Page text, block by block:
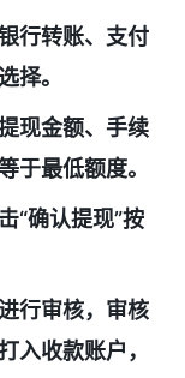
行转账、支付
择。
现金额、手续
于最低额度。
“确认提现”按
行审核，审核
入收款账户，